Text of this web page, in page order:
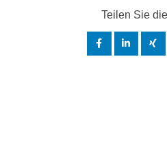
Teilen Sie